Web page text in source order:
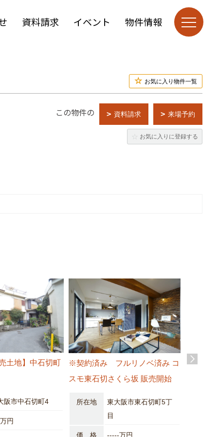
資料請求 イベント 物件情報
お気に入り物件一覧
お気に入りに登録する
この物件の 資料請求 来場予約
土地】中石切町
阪市中石切町4
円
※契約済み フルリノベ済み コ
スモ東石切さくら坂 販売開始
所在地
東大阪市東石切町5丁
目
価 格 -----万円